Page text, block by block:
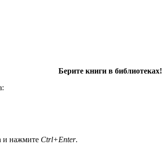
Берите книги в библиотеках!
и нажмите Ctrl+Enter.